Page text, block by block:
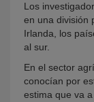
Los
en una división
Irlanda, los
al sur.
En el sector
conocían por
estima que va